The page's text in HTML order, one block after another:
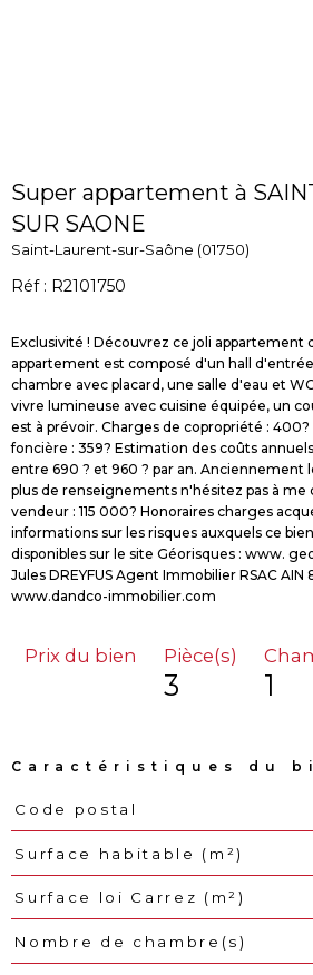
Super appartement à
SUR SAONE
Saint-Laurent-sur-Saône (01750)
Réf : R2101750
Exclusivité ! Découvrez ce joli appartement
appartement est composé d'un hall
chambre avec placard, une salle d'eau et
vivre lumineuse avec cuisine équipée, un
est à prévoir. Charges de copropriété : 400?
foncière : 359? Estimation des coûts
entre 690 ? et 960 ? par an. Anciennement
plus de renseignements n'hésitez pas à me
vendeur : 115 000? Honoraires charges
informations sur les risques auxquels ce
disponibles sur le site Géorisques : www.
Jules DREYFUS Agent Immobilier RSAC AIN
Prix du bien Pièce(s)
3 1
Caractéristiques du
Caractéristiques
Code postal
Surface habitable (m²)
Surface loi Carrez (m²)
Nombre de chambre(s)